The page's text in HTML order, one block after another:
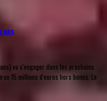
ans
va s'engager dans les prochains
15 millions d'euros hors bonus. Le